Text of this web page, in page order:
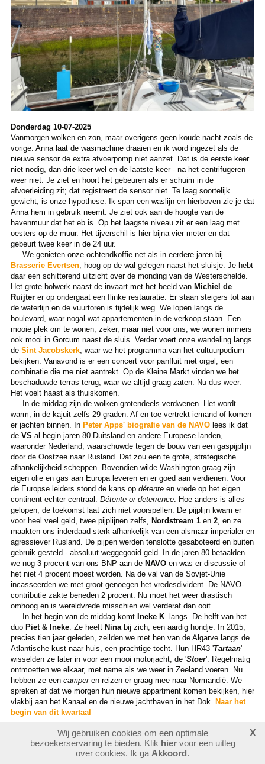
Donderdag 10-07-2025
Vanmorgen wolken en zon, maar overigens geen koude nacht zoals de
vorige. Anna laat de wasmachine draaien en ik word ingezet als de
nieuwe sensor de extra afvoerpomp niet aanzet. Dat is de eerste keer
niet nodig, dan drie keer wel en de laatste keer - na het centrifugeren -
weer niet. Je ziet en hoort het gebeuren als er schuim in de
afvoerleiding zit; dat registreert de sensor niet. Te laag soortelijk
gewicht, is onze hypothese. Ik span een waslijn en hierboven zie je dat
Anna hem in gebruik neemt. Je ziet ook aan de hoogte van de
havenmuur dat het eb is. Op het laagste niveau zit er een laag met
oesters op de muur. Het tijverschil is hier bijna vier meter en dat
gebeurt twee keer in de 24 uur.
We genieten onze ochtendkoffie net als in eerdere jaren bij
Brasserie Evertsen, hoog op de wal gelegen naast het sluisje. Je hebt
daar een schitterend uitzicht over de monding van de Westerschelde.
Het grote bolwerk naast de invaart met het beeld van Michiel de
Ruijterer op ondergaat een flinke restauratie. Er staan steigers tot aan
de waterlijn en de vuurtoren is tijdelijk weg. We lopen langs de
boulevard, waar nogal wat appartementen in de verkoop staan. Een
mooie plek om te wonen, zeker, maar niet voor ons, we wonen immers
ook mooi in Gorcum naast de sluis. Verder voert onze wandeling langs
de Sint Jacobskerk, waar we het programma van het cultuurpodium
bekijken. Vanavond is er een concert voor panfluit met orgel; een
combinatie die me niet aantrekt. Op de Kleine Markt vinden we het
beschaduwde terras terug, waar we altijd graag zaten. Nu dus weer.
Het voelt haast als thuiskomen.
In de middag zijn de wolken grotendeels verdwenen. Het wordt
warm; in de kajuit zelfs 29 graden. Af en toe vertrekt iemand of komen
er jachten binnen. In Peter Apps' biografie van de NAVOlees ik dat
de VS al begin jaren 80 Duitsland en andere Europese landen,
waaronder Nederland, waarschuwde tegen de bouw van een gaspijplijn
door de Oostzee naar Rusland. Dat zou een te grote, strategische
afhankelijkheid scheppen. Bovendien wilde Washington graag zijn
eigen olie en gas aan Europa leveren en er goed aan verdienen. Voor
de Europse leiders stond de kans op détenteen vrede op het eigen
continent echter centraal. Détente or deterrence. Hoe anders is alles
gelopen, de toekomst laat zich niet voorspellen. De pijplijn kwam er
voor heel veel geld, twee pijplijnen zelfs,
Nordstream 1en 2, en ze
maakten ons inderdaad sterk afhankelijk van een alsmaar imperialer en
agressiever Rusland. De pijpen werden tenslotte gesaboteerd en buiten
gebruik gesteld - absoluut weggegooid geld. In de jaren 80 betaalden
we nog 3 procent van ons BNP aan de NAVOen was er discussie of
het niet 4 procent moest worden. Na de val van de Sovjet-Unie
incasseerden we met groot genoegen het vredesdivident. De NAVO-
contributie zakte beneden 2 procent. Nu moet het weer drastisch
omhoog en is wereldvrede misschien wel verderaf dan ooit.
In het begin van de middag komt Ineke K. langs. De helft van het
duo Piet & Ineke. Ze heeft Ninabij zich, een aardig hondje. In 2015,
precies tien jaar geleden, zeilden we met hen van de Algarve langs de
Atlantische kust naar huis, een prachtige tocht. Hun HR43 'Tartaan'
wisselden ze later in voor een mooi motorjacht, de 'Stoer'. Regelmatig
ontmoetten we elkaar, met name als we weer in Zeeland voeren. Nu
hebben ze een camperen reizen er graag mee naar Normandië. We
spreken af dat we morgen hun nieuwe appartment komen bekijken, hier
vlakbij aan het Kanaal en de nieuwe jachthaven in het Dok.
Naar het
begin van dit kwartaal
Vlissingen (25.03)
Wij gebruiken cookies om een optimale
bezoekerservaring te bieden. Klik hiervoor een uitleg
over cookies. Ik ga Akkoord.
X